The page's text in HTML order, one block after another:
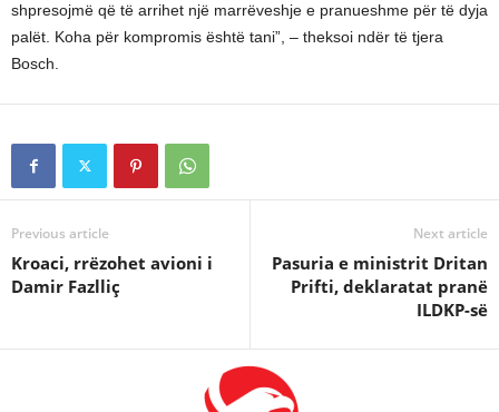
shpresojmë që të arrihet një marrëveshje e pranueshme për të dyja
palët. Koha për kompromis është tani”, – theksoi ndër të tjera
Bosch.
Previous article
Kroaci, rrëzohet avioni i
Damir Fazlliç
Next article
Pasuria e ministrit Dritan
Prifti, deklaratat pranë
ILDKP-së